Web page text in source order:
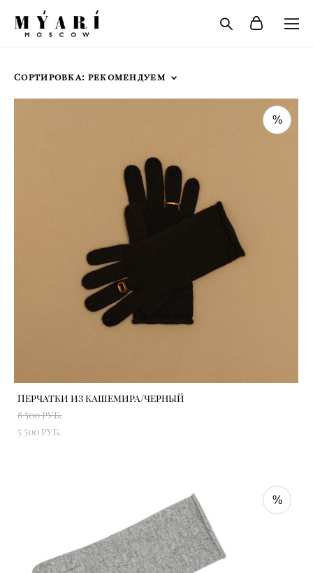
Сортировка: рекомендуем
%
Перчатки из кашемира/черный
8 500 pуб.
5 500 pуб.
%